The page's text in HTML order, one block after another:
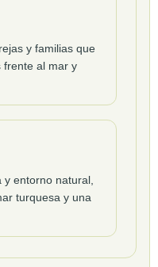
y familias que
frente al mar y
entorno natural,
turquesa y una